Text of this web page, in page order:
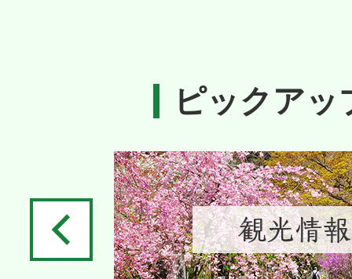
ピックアッ
2
枚
目
の